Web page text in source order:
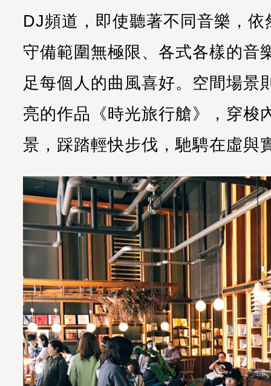
DJ頻道，即使聽著不同音樂，
守備範圍無極限、各式各樣的音
足每個人的曲風喜好。空間場景
亮的作品《時光旅行艙》，穿梭
景，踩踏輕快步伐，馳騁在虛與